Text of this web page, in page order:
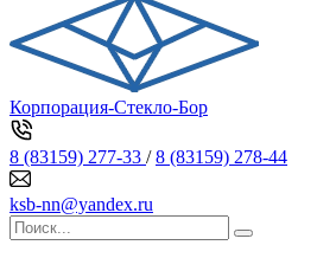
Корпорация-Стекло-Бор
8 (83159) 277-33 /8 (83159) 278-44
ksb-nn@yandex.ru